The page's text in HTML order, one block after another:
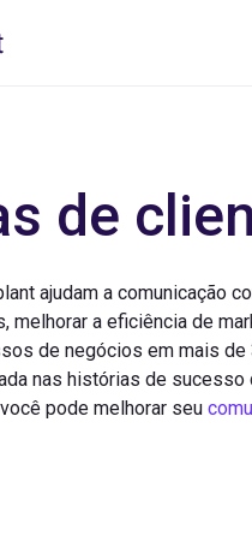
de
ajudam a comunicação
melhorar a eficiência de
de negócios em mais de
nas histórias de
pode melhorar seu